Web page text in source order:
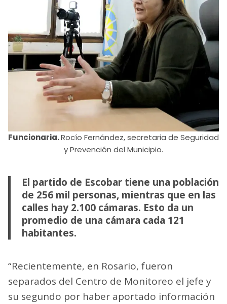
Funcionaria.Rocío Fernández, secretaria de Seguridad
y Prevención del Municipio.
El partido de Escobar tiene una población
de 256 mil personas, mientras que en las
calles hay 2.100 cámaras. Esto da un
promedio de una cámara cada 121
habitantes.
“Recientemente, en Rosario, fueron
separados del Centro de Monitoreo el jefe y
su segundo por haber aportado información